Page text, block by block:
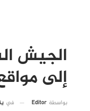
الجيش
إلى
بواسطة Editor في